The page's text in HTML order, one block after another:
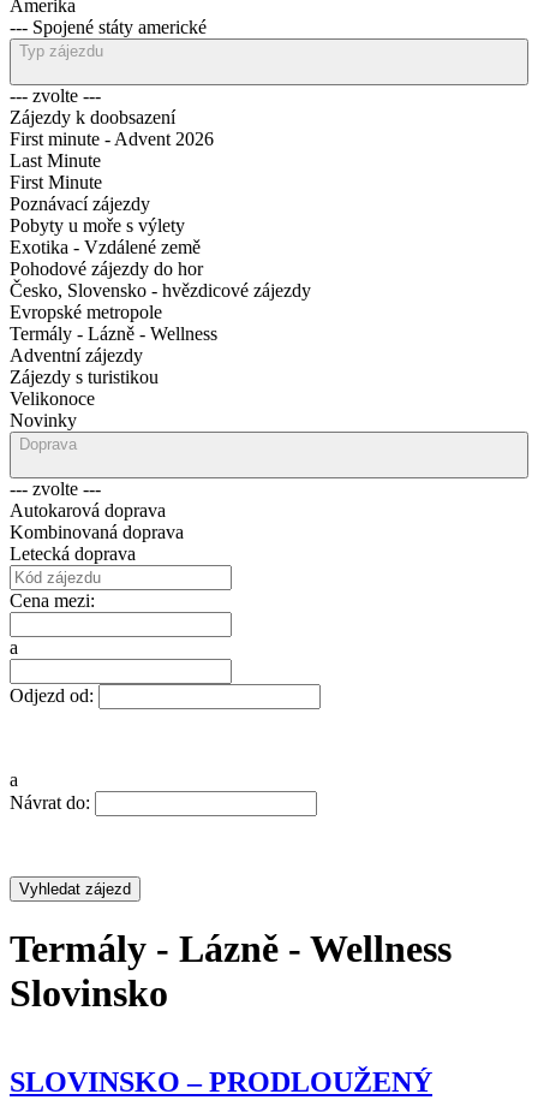
Amerika
--- Spojené státy americké
Typ zájezdu
--- zvolte ---
Zájezdy k doobsazení
First minute - Advent 2026
Last Minute
First Minute
Poznávací zájezdy
Pobyty u moře s výlety
Exotika - Vzdálené země
Pohodové zájezdy do hor
Česko, Slovensko - hvězdicové zájezdy
Evropské metropole
Termály - Lázně - Wellness
Adventní zájezdy
Zájezdy s turistikou
Velikonoce
Novinky
Doprava
--- zvolte ---
Autokarová doprava
Kombinovaná doprava
Letecká doprava
Cena mezi:
a
Odjezd od:
a
Návrat do:
Termály - Lázně - Wellness
Slovinsko
TERMÁLNÍ LÁZNĚ MAĎARSKA